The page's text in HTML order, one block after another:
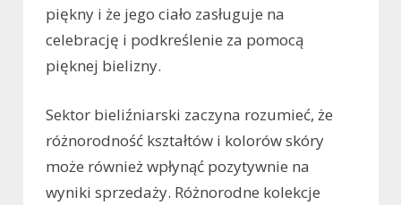
piękny i że jego ciało zasługuje na
celebrację i podkreślenie za pomocą
pięknej bielizny.
Sektor bieliźniarski zaczyna rozumieć, że
różnorodność kształtów i kolorów skóry
może również wpłynąć pozytywnie na
wyniki sprzedaży. Różnorodne kolekcje